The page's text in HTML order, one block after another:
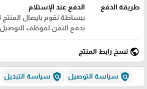
طريقة الدفع
الدفع عند الإستلام
ببساطة نقوم بايصال المنتج
بدفع الثمن لموظف
public نسخ رابط المنتج
policy سياسة التوصيل policy سياسة التبديل